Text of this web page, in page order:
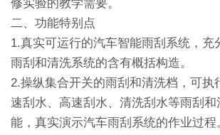
修实验的教学需要。
二、功能特别点
1.真实可运行的汽车智能雨刮系统，充
雨刮和清洗系统的含有概括构造。
2.操纵集合开关的雨刮和清洗档，可执
速刮水、高速刮水、清洗刮水等雨刮和
能，真实演示汽车雨刮系统的作业过程